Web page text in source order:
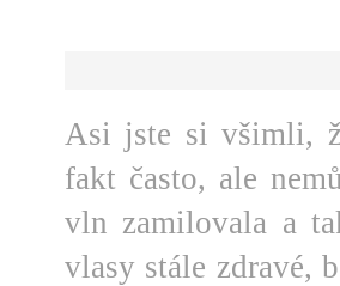
Asi jste si všimli,
fakt často, ale
vln zamilovala a
vlasy stále zdravé,